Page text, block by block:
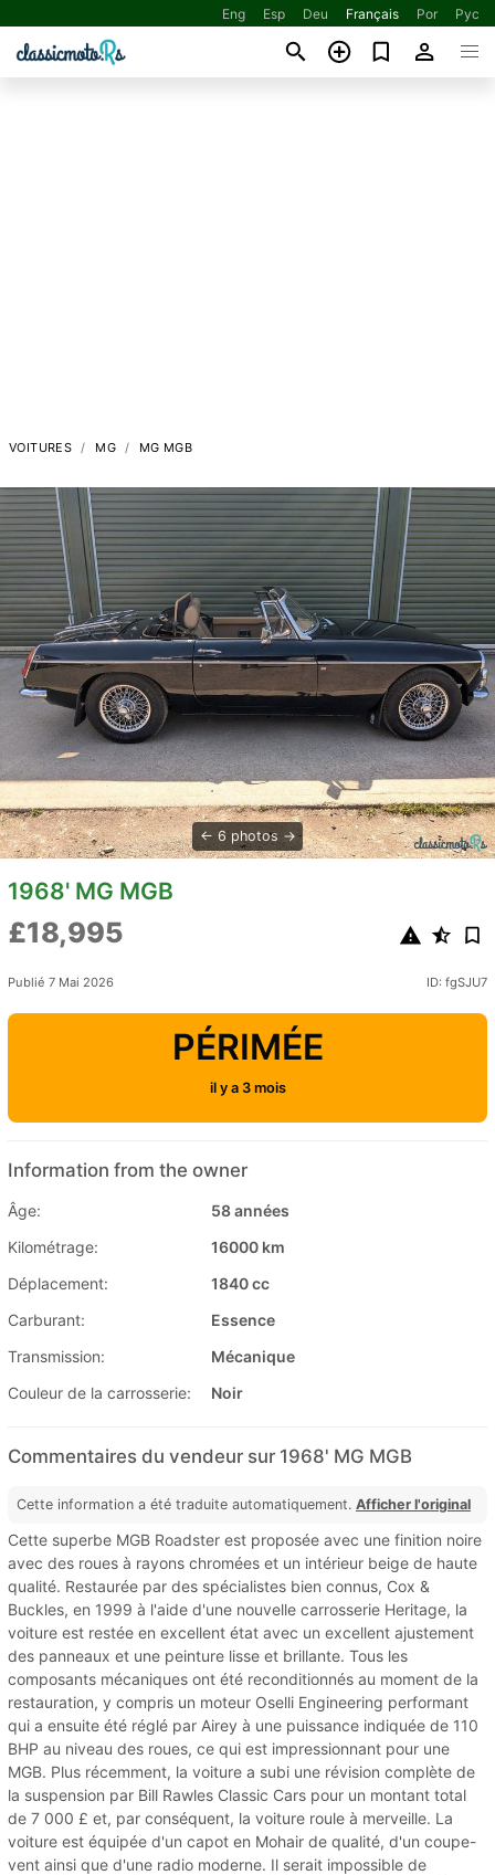
Eng Esp Deu Français Por Рус
VOITURES MG MG MGB
6 photos
1968' MG MGB
£18,995
Publié 7 Mai 2026 ID: fgSJU7
PÉRIMÉE
il y a 3 mois
Information from the owner
Âge:
58 années
Kilométrage:
16000 km
Déplacement:
1840 cc
Carburant:
Essence
Transmission:
Mécanique
Couleur de la carrosserie:
Noir
Commentaires du vendeur sur 1968' MG MGB
Cette information a été traduite automatiquement. Afficher l'original
Cette superbe MGB Roadster est proposée avec une finition noire
avec des roues à rayons chromées et un intérieur beige de haute
qualité. Restaurée par des spécialistes bien connus, Cox &
Buckles, en 1999 à l'aide d'une nouvelle carrosserie Heritage, la
voiture est restée en excellent état avec un excellent ajustement
des panneaux et une peinture lisse et brillante. Tous les
composants mécaniques ont été reconditionnés au moment de la
restauration, y compris un moteur Oselli Engineering performant
qui a ensuite été réglé par Airey à une puissance indiquée de 110
BHP au niveau des roues, ce qui est impressionnant pour une
MGB. Plus récemment, la voiture a subi une révision complète de
la suspension par Bill Rawles Classic Cars pour un montant total
de 7 000 £ et, par conséquent, la voiture roule à merveille. La
voiture est équipée d'un capot en Mohair de qualité, d'un coupe-
vent ainsi que d'une radio moderne. Il serait impossible de